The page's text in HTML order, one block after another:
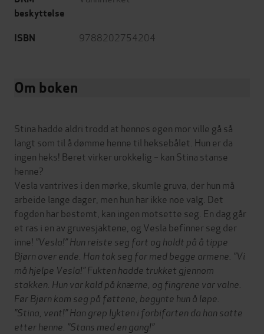
beskyttelse
ISBN 9788202754204
Om boken
Stina hadde aldri trodd at hennes egen mor ville gå så
langt som til å dømme henne til heksebålet. Hun er da
ingen heks! Beret virker urokkelig – kan Stina stanse
henne?
Vesla vantrives i den mørke, skumle gruva, der hun må
arbeide lange dager, men hun har ikke noe valg. Det
fogden har bestemt, kan ingen motsette seg. En dag går
et ras i en av gruvesjaktene, og Vesla befinner seg der
inne! ”Vesla!” Hun reiste seg fort og holdt på å tippe
Bjørn over ende. Han tok seg for med begge armene. ”Vi
må hjelpe Vesla!” Fukten hadde trukket gjennom
stakken. Hun var kald på knærne, og fingrene var valne.
Før Bjørn kom seg på føttene, begynte hun å løpe.
”Stina, vent!” Han grep lykten i forbifarten da han satte
etter henne. ”Stans med en gang!”